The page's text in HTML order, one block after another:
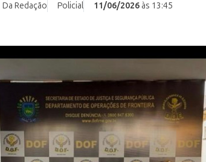
Da Redação Policial 11/06/2026 às 13:45